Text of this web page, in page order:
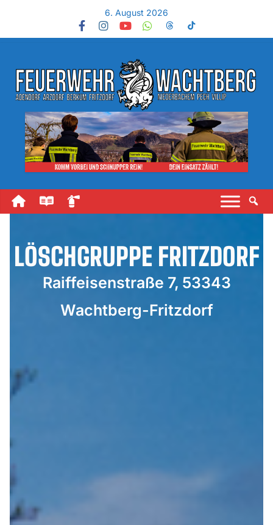
6. August 2026
LÖSCHGRUPPE FRITZDORF
Raiffeisenstraße 7, 53343
Wachtberg-Fritzdorf